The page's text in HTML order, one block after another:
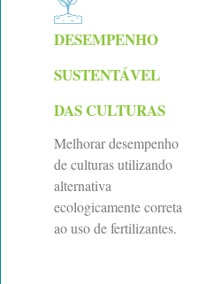
DESEMPENHO
SUSTENTÁVEL
DAS CULTURAS
Melhorar desempenho
de culturas utilizando
alternativa
ecologicamente correta
ao uso de fertilizantes.